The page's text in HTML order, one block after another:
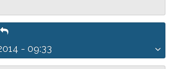
- 09:33